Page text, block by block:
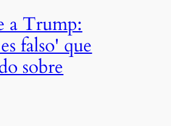
a Trump:
falso' que
sobre